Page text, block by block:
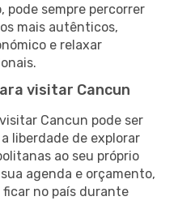
pode sempre percorrer
mais autênticos,
e relaxar
visitar Cancun
Cancun pode ser
liberdade de explorar
ao seu próprio
agenda e orçamento,
no país durante